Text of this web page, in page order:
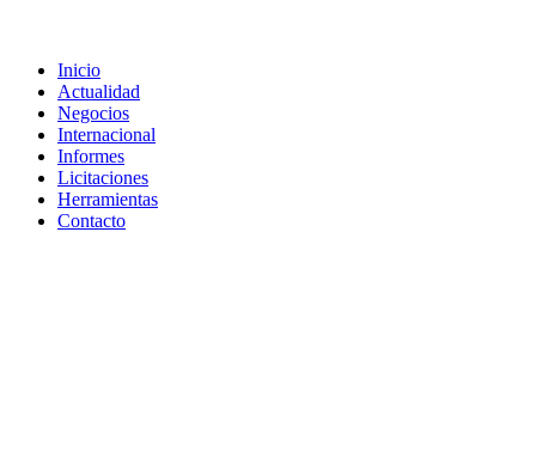
Inicio
Actualidad
Negocios
Internacional
Informes
Licitaciones
Herramientas
Contacto